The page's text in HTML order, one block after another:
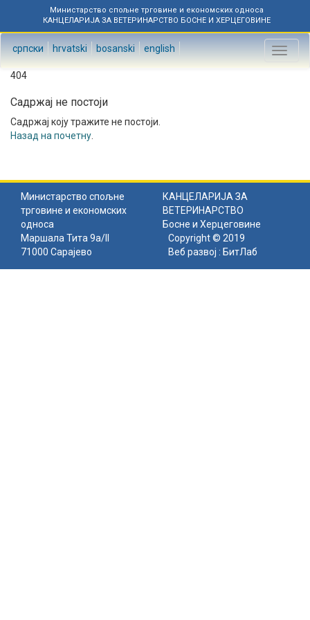
Министарство спољне трговине и економских односа
КАНЦЕЛАРИЈА ЗА ВЕТЕРИНАРСТВО БОСНЕ И ХЕРЦЕГОВИНЕ
српски hrvatski bosanski english
Toggle
404
Садржај не постоји
Садржај коју тражите не постоји.
Назад на почетну
Министарство спољне
трговине и економских
односа
КАНЦЕЛАРИЈА ЗА
ВЕТЕРИНАРСТВО
Босне и Херцеговине
Маршала Тита 9а/II
71000 Сарајево
Copyright © 2019
Веб развој : БитЛаб